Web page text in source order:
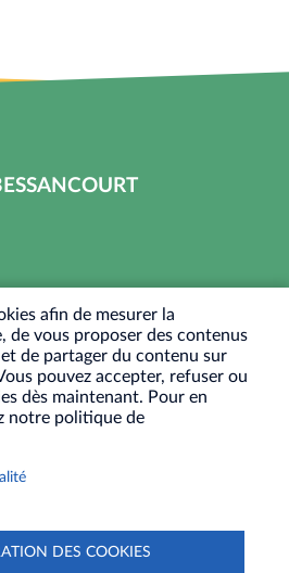
- Mardi - Mercredi -
17h30
afin de mesurer la
de vous proposer des contenus
de partager du contenu sur
pouvez accepter, refuser ou
dès maintenant. Pour en
notre politique de
DES COOKIES